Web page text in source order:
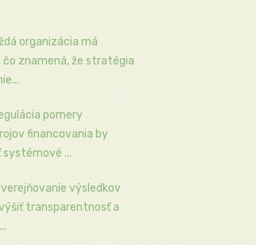
organizácia má
znamená, že stratégia
pomery
financovania by
...
výsledkov
transparentnosť a